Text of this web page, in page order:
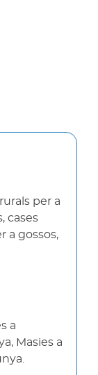
per a
cases
a gossos,
a
Masies a